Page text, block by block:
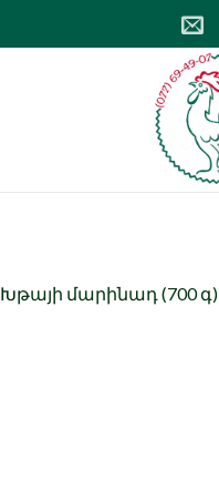
Խթայի մարինադ (700 գ)